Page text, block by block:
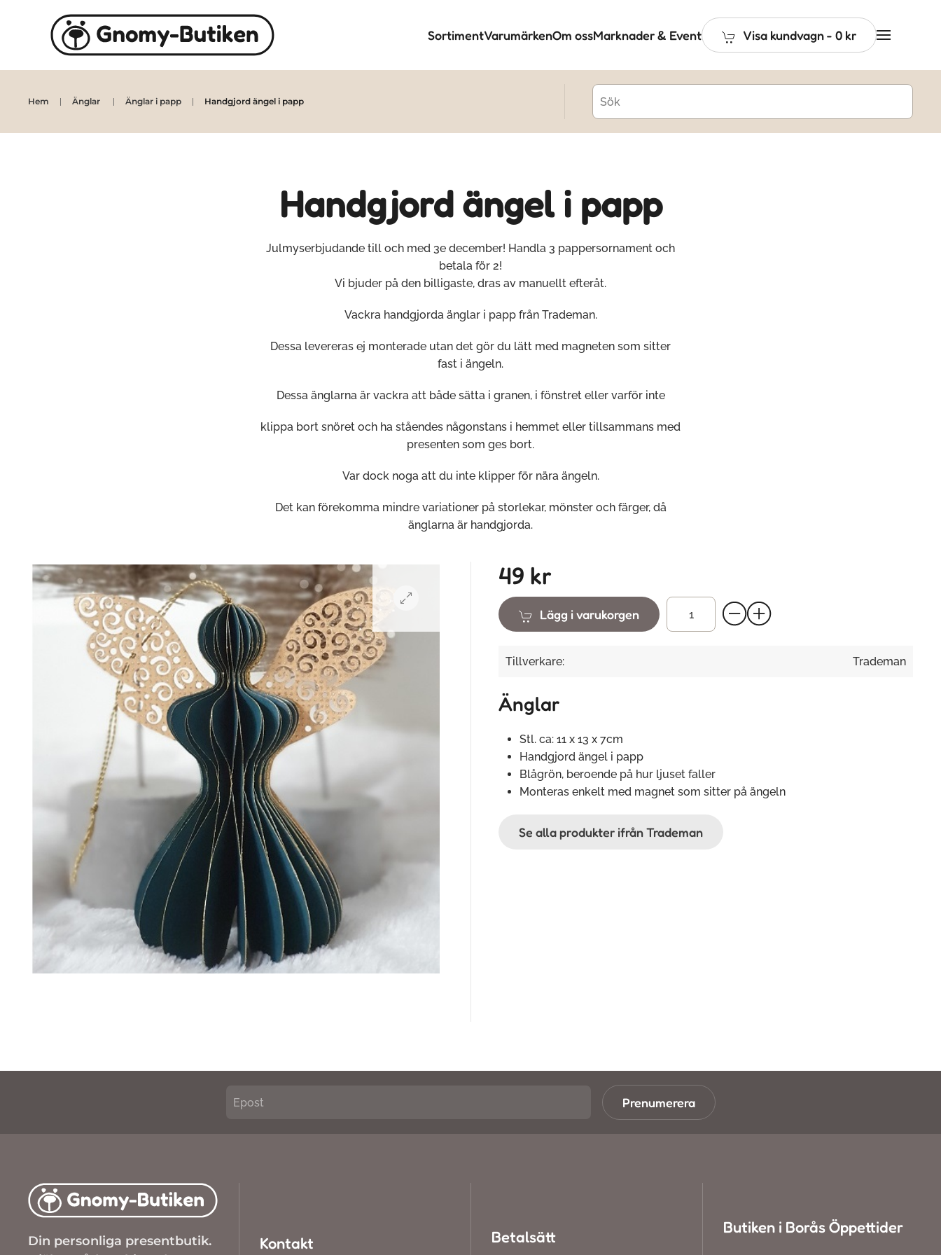
Skip to main content SortimentVarumärkenOm ossMarknader & Event Visa kundvagn- 0 kr
Hem Änglar Änglar i papp Handgjord ängel i papp
Handgjord ängel i papp
Julmyserbjudande till och med 3e december! Handla 3 pappersornament och
betala för 2!
Vi bjuder på den billigaste, dras av manuellt efteråt.
Vackra handgjorda änglar i papp från Trademan.
Dessa levereras ej monterade utan det gör du lätt med magneten som sitter
fast i ängeln.
Dessa änglarna är vackra att både sätta i granen, i fönstret eller varför inte
klippa bort snöret och ha ståendes någonstans i hemmet eller tillsammans med
presenten som ges bort.
Var dock noga att du inte klipper för nära ängeln.
Det kan förekomma mindre variationer på storlekar, mönster och färger, då
änglarna är handgjorda.
49 kr
Lägg i varukorgen
Tillverkare: Trademan
Änglar
Stl. ca: 11 x 13 x 7cm
Handgjord ängel i papp
Blågrön, beroende på hur ljuset faller
Monteras enkelt med magnet som sitter på ängeln
Se alla produkter ifrån Trademan
Prenumerera
Din personliga presentbutik.
Kontakt Betalsätt
Butiken i Borås Öppettider